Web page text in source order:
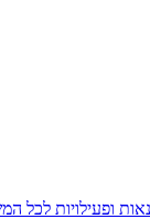
ופעילויות